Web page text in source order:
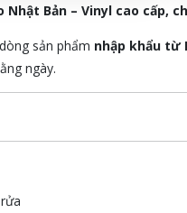
Nhật Bản – Vinyl cao cấp,
sản phẩm nhập khẩu từ
ngày.